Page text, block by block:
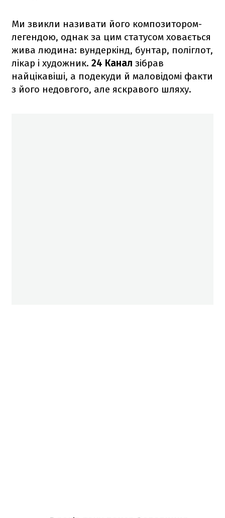
Ми звикли називати його композитором-
легендою, однак за цим статусом ховається
жива людина: вундеркінд, бунтар, поліглот,
лікар і художник. 24 Канал зібрав
найцікавіші, а подекуди й маловідомі факти
з його недовгого, але яскравого шляху.